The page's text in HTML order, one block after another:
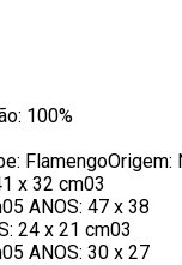
100%
x 32 cm03
ANOS: 47 x 38
24 x 21 cm03
ANOS: 30 x 27